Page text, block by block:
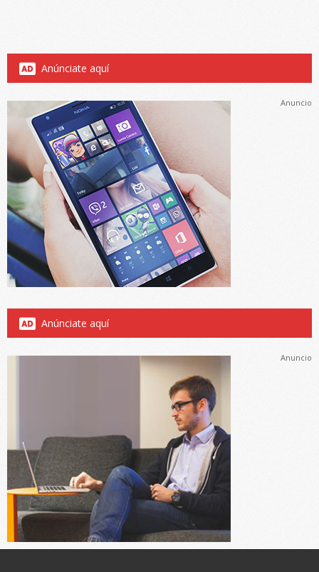
Anúnciate aquí
Anuncio
Anúnciate aquí
Anuncio